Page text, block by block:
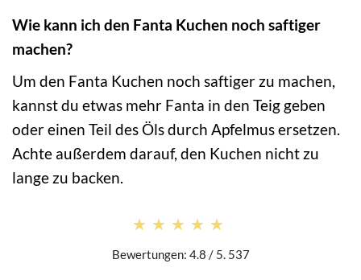
Wie kann ich den Fanta Kuchen noch saftiger
machen?
Um den Fanta Kuchen noch saftiger zu machen,
kannst du etwas mehr Fanta in den Teig geben
oder einen Teil des Öls durch Apfelmus ersetzen.
Achte außerdem darauf, den Kuchen nicht zu
lange zu backen.
★★★★★
★★★★★
Bewertungen: 4.8 / 5. 537